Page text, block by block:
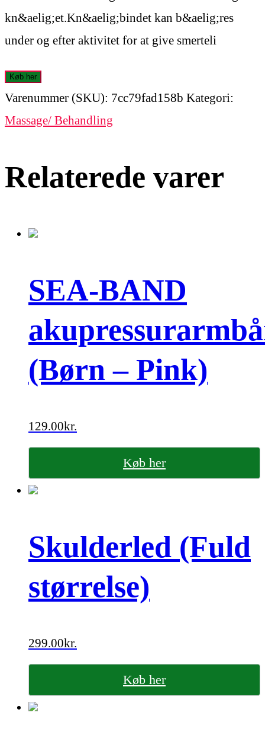
kn&aelig;et.Kn&aelig;bindet kan b&aelig;res
under og efter aktivitet for at give smerteli
Køb her
Varenummer (SKU): 7cc79fad158b Kategori:
Massage/ Behandling
Relaterede varer
SEA-BAND
(Børn – Pink)
129.00kr.
Køb her
Skulderled (Fuld
størrelse)
299.00kr.
Køb her